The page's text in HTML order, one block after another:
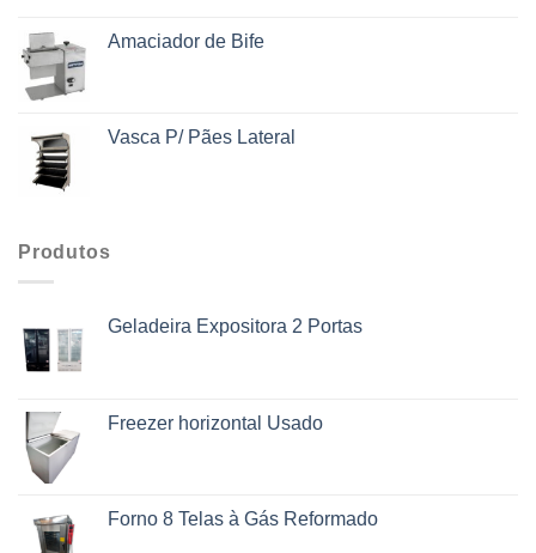
Amaciador de Bife
Vasca P/ Pães Lateral
Produtos
Geladeira Expositora 2 Portas
Freezer horizontal Usado
Forno 8 Telas à Gás Reformado